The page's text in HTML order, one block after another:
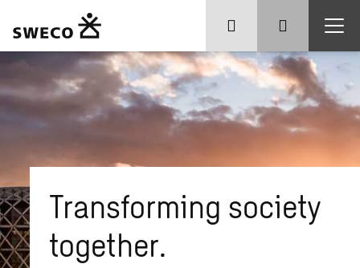
Transforming society
together.